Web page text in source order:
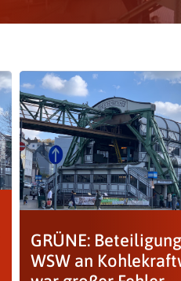
GRÜNE:
WSW an